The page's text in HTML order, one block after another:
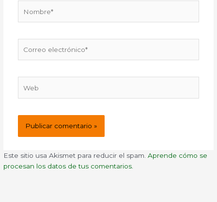
electrónico*
Este sitio usa Akismet para reducir el spam.Aprende cómo se
procesan los datos de tus comentarios.